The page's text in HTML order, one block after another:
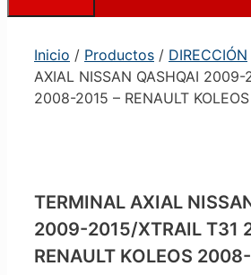
Inicio / Productos / DIRECCIÓN
AXIAL NISSAN QASHQAI 2009-
2008-2015 – RENAULT
TERMINAL AXIAL
2009-2015/XTRAIL T31
RENAULT KOLEOS